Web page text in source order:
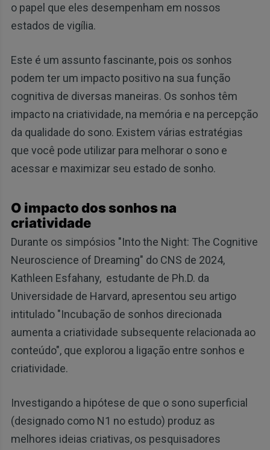
o papel que eles desempenham em nossos
estados de vigília.
Este é um assunto fascinante, pois os sonhos
podem ter um impacto positivo na sua função
cognitiva de diversas maneiras. Os sonhos têm
impacto na criatividade, na memória e na percepção
da qualidade do sono. Existem várias estratégias
que você pode utilizar para melhorar o sono e
acessar e maximizar seu estado de sonho.
O impacto dos sonhos na
criatividade
Durante os simpósios "Into the Night: The Cognitive
Neuroscience of Dreaming" do CNS de 2024,
Kathleen Esfahany, estudante de Ph.D. da
Universidade de Harvard, apresentou seu artigo
intitulado "Incubação de sonhos direcionada
aumenta a criatividade subsequente relacionada ao
conteúdo", que explorou a ligação entre sonhos e
criatividade.
Investigando a hipótese de que o sono superficial
(designado como N1 no estudo) produz as
melhores ideias criativas, os pesquisadores